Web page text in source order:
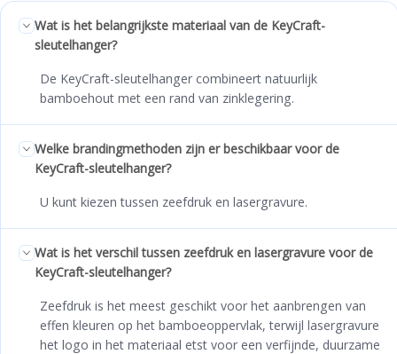
Wat is het belangrijkste materiaal van de KeyCraft-
sleutelhanger?
De KeyCraft-sleutelhanger combineert natuurlijk
bamboehout met een rand van zinklegering.
Welke brandingmethoden zijn er beschikbaar voor de
KeyCraft-sleutelhanger?
U kunt kiezen tussen zeefdruk en lasergravure.
Wat is het verschil tussen zeefdruk en lasergravure voor de
KeyCraft-sleutelhanger?
Zeefdruk is het meest geschikt voor het aanbrengen van
effen kleuren op het bamboeoppervlak, terwijl lasergravure
het logo in het materiaal etst voor een verfijnde, duurzame